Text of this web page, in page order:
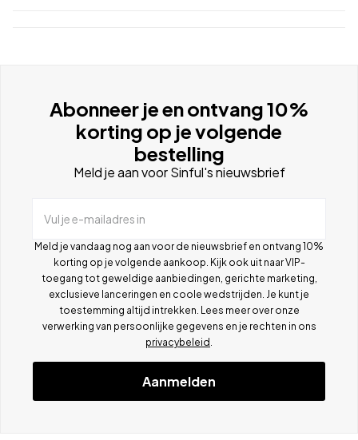
Abonneer je en ontvang 10%
korting op je volgende
bestelling
Meld je aan voor Sinful's nieuwsbrief
Vul je e-mailadres in
Meld je vandaag nog aan voor de nieuwsbrief en ontvang 10%
korting op je volgende aankoop. Kijk ook uit naar VIP-
toegang tot geweldige aanbiedingen, gerichte marketing,
exclusieve lanceringen en coole wedstrijden. Je kunt je
toestemming altijd intrekken. Lees meer over onze
verwerking van persoonlijke gegevens en je rechten in ons
privacybeleid
Aanmelden